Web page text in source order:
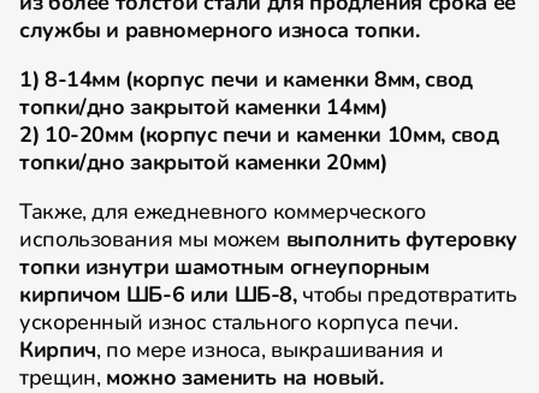
службы и равномерного износа топки.
1) 8-14мм (корпус печи и каменки 8мм, свод
топки/дно закрытой каменки 14мм)
2) 10-20мм (корпус печи и каменки 10мм, свод
топки/дно закрытой каменки 20мм)
Также, для ежедневного коммерческого
использования мы можем выполнить футеровку
топки изнутри шамотным огнеупорным
кирпичом ШБ-6 или ШБ-8,чтобы предотвратить
ускоренный износ стального корпуса печи.
Кирпич, по мере износа, выкрашивания и
трещин, можно заменить на новый.